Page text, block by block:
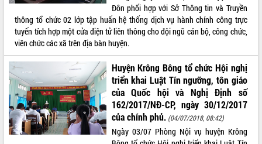
VIDEO
Không có file video nào để phát.
ALBUM ẢNH
Đôn phối hợp với Sở Thông tin và Truyền
thông tổ chức 02 lớp tập huấn hệ thống dịch vụ hành chính công trực
tuyến tích hợp một cửa điện tử liên thông cho đội ngũ cán bộ, công chức,
viên chức các xã trên địa bàn huyện.
Huyện Krông Bông tổ chức Hội nghị
triển khai Luật Tín ngưỡng, tôn giáo
của Quốc hội và Nghị Định số
162/2017/NĐ-CP, ngày 30/12/2017
của chính phủ. (04/07/2018, 08:42)
Ngày 03/07 Phòng Nội vụ huyện Krông